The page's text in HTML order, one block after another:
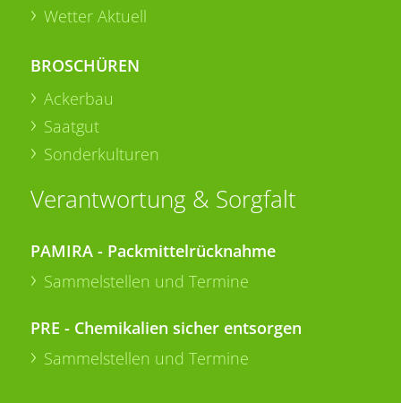
Wetter Aktuell
BROSCHÜREN
Ackerbau
Saatgut
Sonderkulturen
Verantwortung & Sorgfalt
PAMIRA - Packmittelrücknahme
Sammelstellen und Termine
PRE - Chemikalien sicher entsorgen
Sammelstellen und Termine